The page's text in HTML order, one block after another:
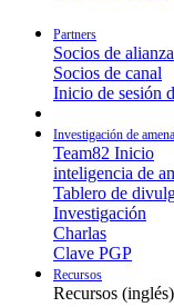
Partners
Socios de
Socios de canal
Inicio de sesión
Investigación de
Team82 Inicio
inteligencia de
Tablero de
Investigación
Charlas
Clave PGP
Recursos
Recursos (inglés)